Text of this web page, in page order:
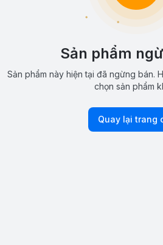
Sản phẩm
Sản phẩm này hiện tại đã ngừng bán.
chọn sản phẩm
Quay lại trang